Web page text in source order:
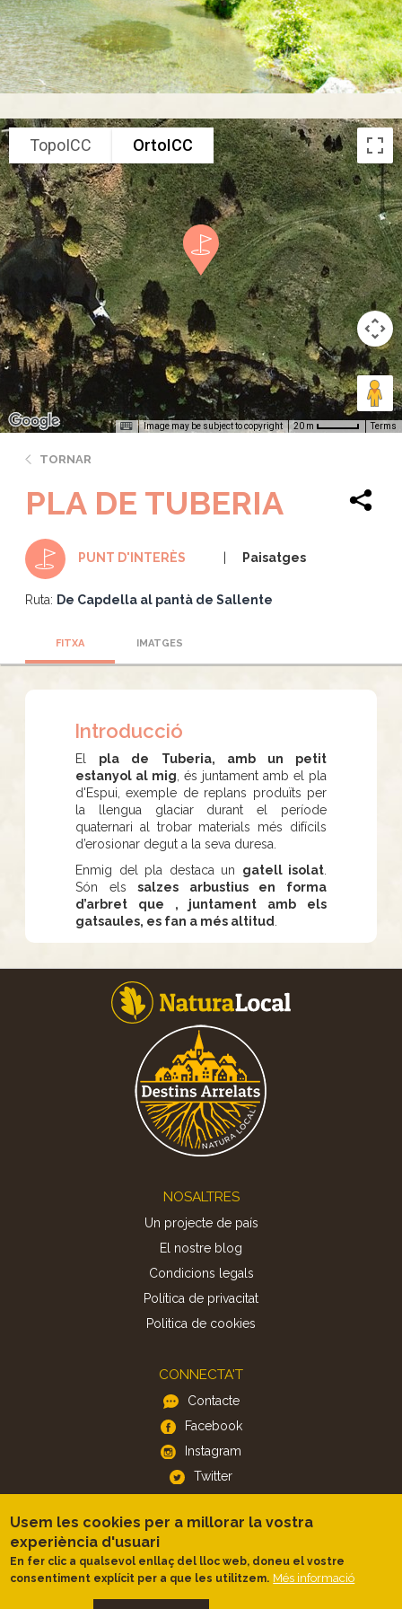
TopoICC OrtoICC
Image may be subject to copyright 20 m Terms
TORNAR
PLA DE TUBERIA
PUNT D'INTERÈS Paisatges
Ruta: De Capdella al pantà de Sallente
FITXA IMATGES
Introducció
El pla de Tuberia, amb un petit
estanyol al mig , és juntament amb el pla
d'Espui, exemple de replans produïts per
la llengua glaciar durant el període
quaternari al trobar materials més difícils
d’erosionar degut a la seva duresa.
Enmig del pla destaca un gatell isolat
Són elssalzes arbustius en forma
d’arbret que , juntament amb els
gatsaules, es fan a més altitud
NOSALTRES
Un projecte de país
El nostre blog
Condicions legals
Política de privacitat
Politica de cookies
CONNECTA'T
Contacte
Facebook
Instagram
Twitter
APP
iOS
Android
Usem les cookies per a millorar la vostra
experiència d'usuari
En fer clic a qualsevol enllaç del lloc web, doneu el vostre
consentiment explícit per a que les utilitzem. Més informació